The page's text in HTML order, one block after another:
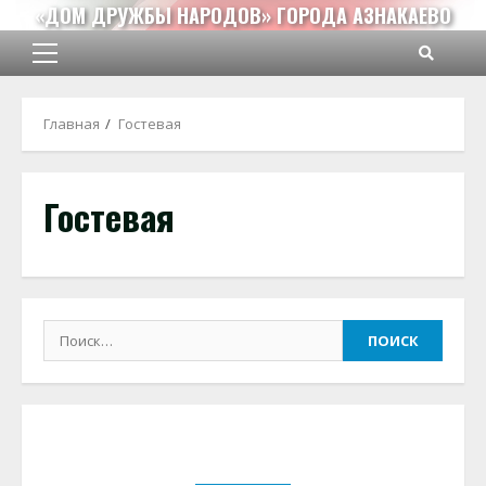
Перейти
к
содержимому
«ДОМ ДРУЖБЫ НАРОДОВ» ГОРОДА АЗНАКАЕВО
Основное
Главная Гостевая
Гостевая
Найти: